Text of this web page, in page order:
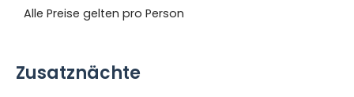
Alle Preise gelten pro Person
Zusatznächte